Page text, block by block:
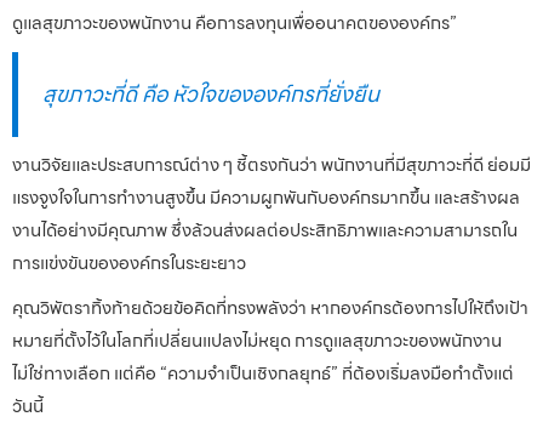
ดูแลสุขภาวะของพนักงาน คือการลงทุนเพื่ออนาคตขององค์กร”
สุขภาวะที่ดี คือ หัวใจขององค์กรที่ยั่งยืน
งานวิจัยและประสบการณ์ต่าง ๆ ชี้ตรงกันว่า พนักงานที่มีสุขภาวะที่ดี ย่อมมี
แรงจูงใจในการทำงานสูงขึ้น มีความผูกพันกับองค์กรมากขึ้น และสร้างผล
งานได้อย่างมีคุณภาพ ซึ่งล้วนส่งผลต่อประสิทธิภาพและความสามารถใน
การแข่งขันขององค์กรในระยะยาว
คุณวิพัตราทิ้งท้ายด้วยข้อคิดที่ทรงพลังว่า หากองค์กรต้องการไปให้ถึงเป้า
หมายที่ตั้งไว้ในโลกที่เปลี่ยนแปลงไม่หยุด การดูแลสุขภาวะของพนักงาน
ไม่ใช่ทางเลือก แต่คือ “ความจำเป็นเชิงกลยุทธ์” ที่ต้องเริ่มลงมือทำตั้งแต่
วันนี้